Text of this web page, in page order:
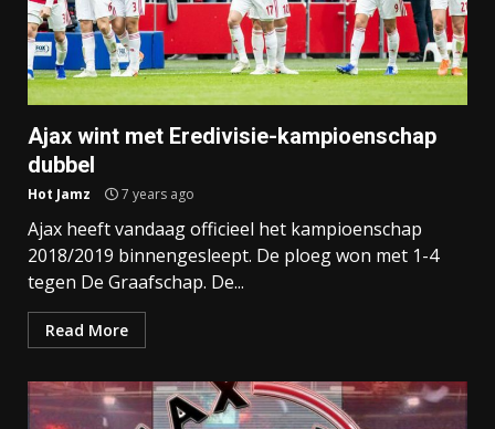
Ajax wint met Eredivisie-kampioenschap
dubbel
Hot Jamz 7 years ago
Ajax heeft vandaag officieel het kampioenschap
2018/2019 binnengesleept. De ploeg won met 1-4
tegen De Graafschap. De...
Read More